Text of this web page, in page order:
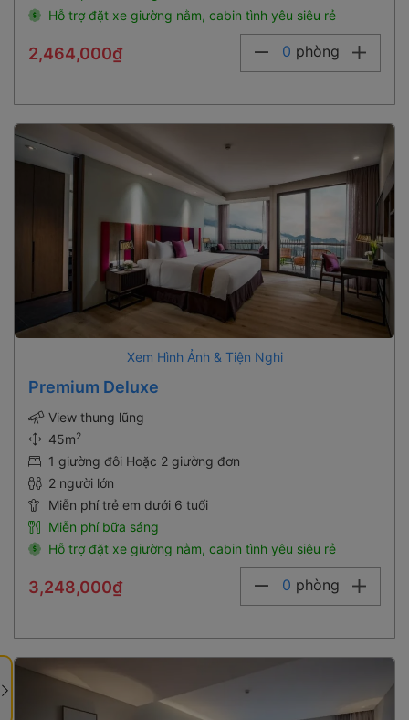
Hỗ trợ đặt xe giường nằm, cabin tình yêu siêu rẻ
2,464,000₫ 0 phòng
Xem Hình Ảnh & Tiện Nghi
Premium Deluxe
View thung lũng
45m2
1 giường đôi Hoặc 2 giường đơn
2 người lớn
Miễn phí trẻ em dưới 6 tuổi
Miễn phí bữa sáng
Hỗ trợ đặt xe giường nằm, cabin tình yêu siêu rẻ
3,248,000₫ 0 phòng